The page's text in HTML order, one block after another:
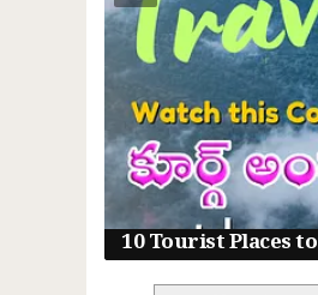
10 Tourist Places